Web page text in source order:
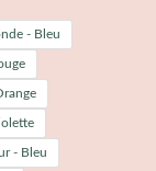
- Bleu
- Bleu